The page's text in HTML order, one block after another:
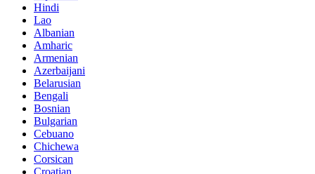
Hindi
Lao
Albanian
Amharic
Armenian
Azerbaijani
Belarusian
Bengali
Bosnian
Bulgarian
Cebuano
Chichewa
Corsican
Croatian